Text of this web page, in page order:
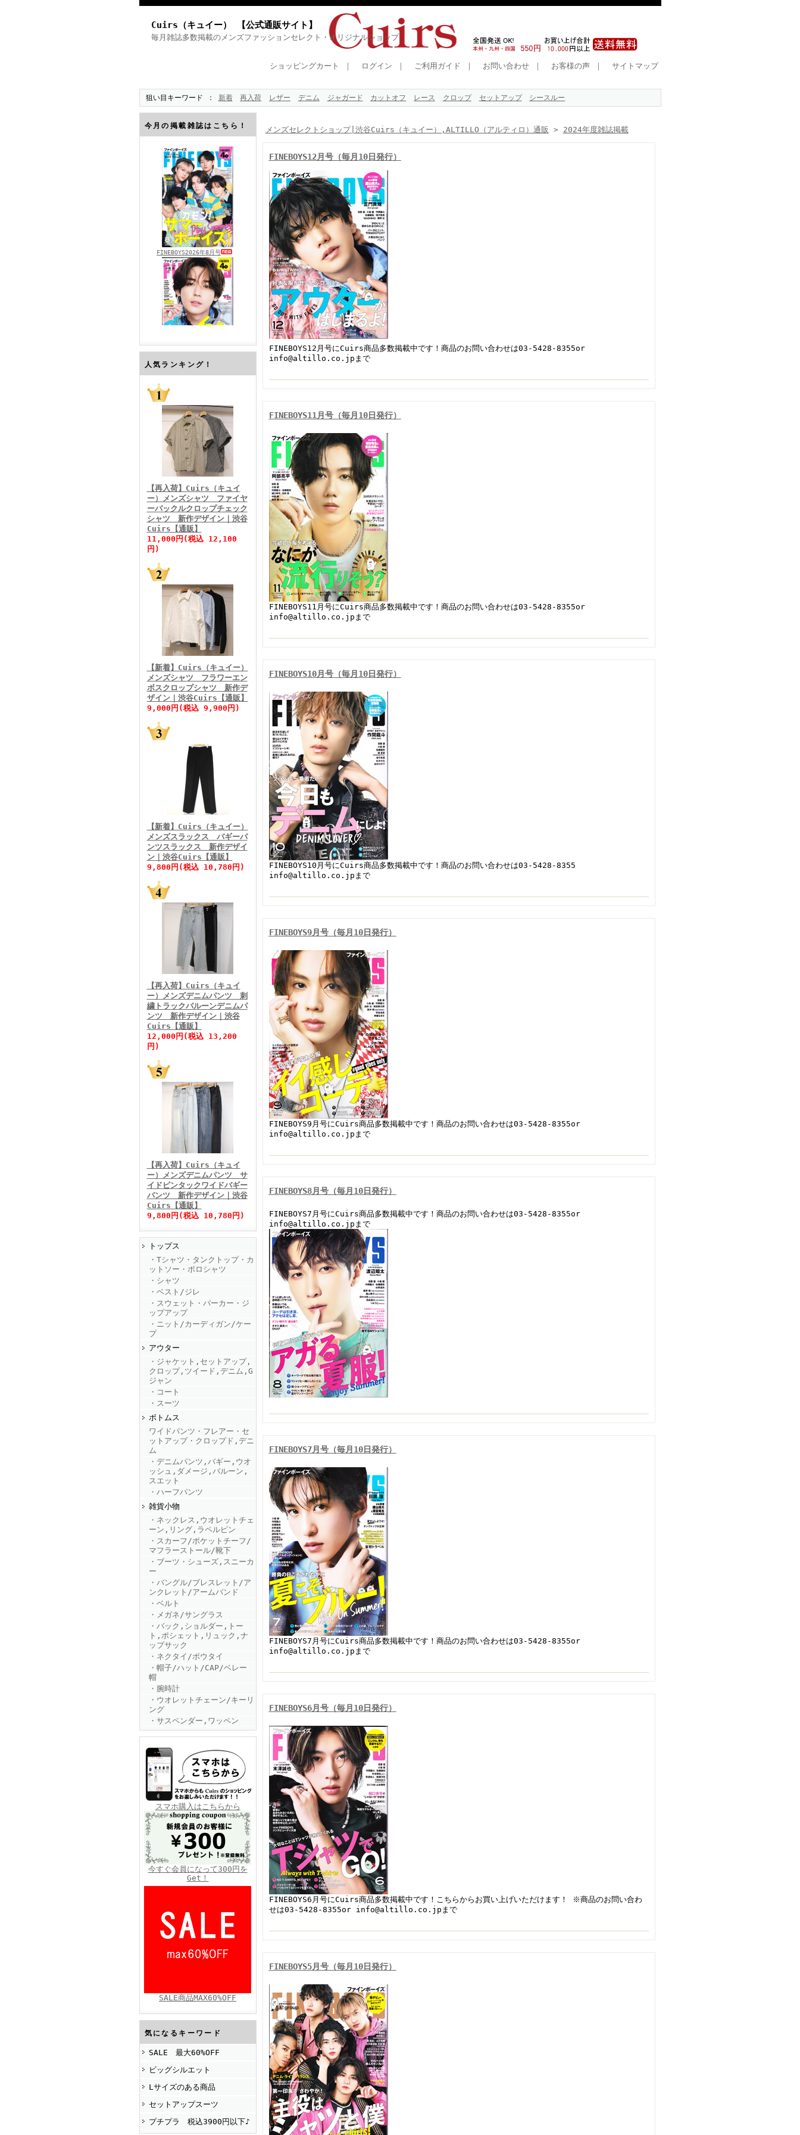
Cuirs（キュイー） 【公式通販サイト】
毎月雑誌多数掲載のメンズファッションセレクト・オリジナルショップ
ショッピングカート ｜ ログイン ｜ ご利用ガイド ｜ お問い合わせ｜ お客様の声｜ サイトマップ
狙い目キーワード 新着 再入荷 レザー デニム ジャガード カットオフ レース クロップ セットアップ シースルー
今月の掲載雑誌はこちら！
FINEBOYS2026年8月号
FINEBOYS2026年7月号
FINEBOYS2026年6月号
FINEBOYS2026年5月号
FINEBOYS2026年4月号
FINEBOYS2026年3月号
FINEBOYS2026年2月号
FINEBOYS2026年1月号
FINEBOYS2025年11月号
FINEBOYS2025年10月号
FINEBOYS2025年9月号
FINEBOYS2025年8月号
FINEBOYS2025年7月号
FINEBOYS2025年6月号
FINEBOYS2025年5月号
FINEBOYS2025年4月号
人気ランキング！
【再入荷】Cuirs（キュイ
ー）メンズシャツ ファイヤ
ーバックルクロップチェック
シャツ 新作デザイン｜渋谷
Cuirs【通販】
11,000円(税込 12,100
円)
【新着】Cuirs（キュイー）
メンズシャツ フラワーエン
ボスクロップシャツ 新作デ
ザイン｜渋谷Cuirs【通販】
9,000円(税込 9,900円)
【新着】Cuirs（キュイー）
メンズスラックス バギーパ
ンツスラックス 新作デザイ
ン｜渋谷Cuirs【通販】
9,800円(税込 10,780円)
【再入荷】Cuirs（キュイ
ー）メンズデニムパンツ 刺
繍トラックバルーンデニムパ
ンツ 新作デザイン｜渋谷
Cuirs【通販】
12,000円(税込 13,200
円)
【再入荷】Cuirs（キュイ
ー）メンズデニムパンツ サ
イドピンタックワイドバギー
パンツ 新作デザイン｜渋谷
Cuirs【通販】
9,800円(税込 10,780円)
トップス
・Tシャツ・タンクトップ・カ
ットソー・ポロシャツ
・シャツ
・ベスト/ジレ
・スウェット・パーカー・ジ
ップアップ
・ニット/カーディガン/ケー
プ
アウター
・ジャケット,セットアップ,
クロップ,ツイード,デニム,G
ジャン
・コート
・スーツ
ボトムス
ワイドパンツ・フレアー・セ
ットアップ・クロップド,デニ
ム
・デニムパンツ,バギー,ウオ
ッシュ,ダメージ,バルーン,
スエット
・ハーフパンツ
雑貨小物
・ネックレス,ウオレットチェ
ーン,リング,ラペルピン
・スカーフ/ポケットチーフ/
マフラーストール/靴下
・ブーツ・シューズ,スニーカ
ー
・バングル/ブレスレット/ア
ンクレット/アームバンド
・ベルト
・メガネ/サングラス
・バック,ショルダー,トー
ト,ポシェット,リュック,ナ
ップサック
・ネクタイ/ボウタイ
・帽子/ハット/CAP/ベレー
帽
・腕時計
・ウオレットチェーン/キーリ
ング
・サスペンダー,ワッペン
スマホ購入はこちらから
今すぐ会員になって300円を
Get！
SALE商品MAX60%OFF
気になるキーワード
SALE 最大60%OFF
ビッグシルエット
Lサイズのある商品
セットアップスーツ
プチプラ 税込3900円以下♪
メンズセレクトショップ|渋谷Cuirs（キュイー）,ALTILLO（アルティロ）通販 > 2024年度雑誌掲載
FINEBOYS12月号（毎月10日発行）
FINEBOYS12月号にCuirs商品多数掲載中です！商品のお問い合わせは03-5428-8355or
info@altillo.co.jpまで
FINEBOYS11月号（毎月10日発行）
FINEBOYS11月号にCuirs商品多数掲載中です！商品のお問い合わせは03-5428-8355or
info@altillo.co.jpまで
FINEBOYS10月号（毎月10日発行）
FINEBOYS10月号にCuirs商品多数掲載中です！商品のお問い合わせは03-5428-8355
info@altillo.co.jpまで
FINEBOYS9月号（毎月10日発行）
FINEBOYS9月号にCuirs商品多数掲載中です！商品のお問い合わせは03-5428-8355or
info@altillo.co.jpまで
FINEBOYS8月号（毎月10日発行）
FINEBOYS7月号にCuirs商品多数掲載中です！商品のお問い合わせは03-5428-8355or
info@altillo.co.jpまで
FINEBOYS7月号（毎月10日発行）
FINEBOYS7月号にCuirs商品多数掲載中です！商品のお問い合わせは03-5428-8355or
info@altillo.co.jpまで
FINEBOYS6月号（毎月10日発行）
FINEBOYS6月号にCuirs商品多数掲載中です！こちらからお買い上げいただけます！ ※商品のお問い合わ
せは03-5428-8355or info@altillo.co.jpまで
FINEBOYS5月号（毎月10日発行）